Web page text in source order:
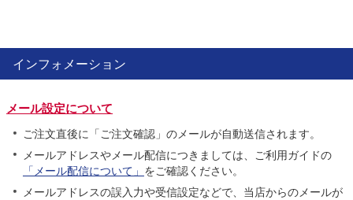
インフォメーション
メール設定について
ご注文直後に「ご注文確認」のメールが自動送信されます。
メールアドレスやメール配信につきましては、ご利用ガイドの
「メール配信について」 をご確認ください。
メールアドレスの誤入力や受信設定などで、当店からのメールが